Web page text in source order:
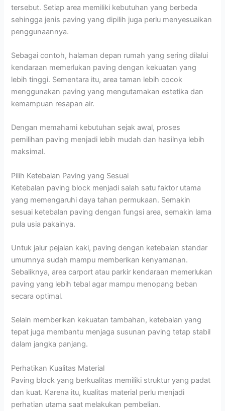
tersebut. Setiap area memiliki kebutuhan yang berbeda
sehingga jenis paving yang dipilih juga perlu menyesuaikan
penggunaannya.
Sebagai contoh, halaman depan rumah yang sering dilalui
kendaraan memerlukan paving dengan kekuatan yang
lebih tinggi. Sementara itu, area taman lebih cocok
menggunakan paving yang mengutamakan estetika dan
kemampuan resapan air.
Dengan memahami kebutuhan sejak awal, proses
pemilihan paving menjadi lebih mudah dan hasilnya lebih
maksimal.
Pilih Ketebalan Paving yang Sesuai
Ketebalan paving block menjadi salah satu faktor utama
yang memengaruhi daya tahan permukaan. Semakin
sesuai ketebalan paving dengan fungsi area, semakin lama
pula usia pakainya.
Untuk jalur pejalan kaki, paving dengan ketebalan standar
umumnya sudah mampu memberikan kenyamanan.
Sebaliknya, area carport atau parkir kendaraan memerlukan
paving yang lebih tebal agar mampu menopang beban
secara optimal.
Selain memberikan kekuatan tambahan, ketebalan yang
tepat juga membantu menjaga susunan paving tetap stabil
dalam jangka panjang.
Perhatikan Kualitas Material
Paving block yang berkualitas memiliki struktur yang padat
dan kuat. Karena itu, kualitas material perlu menjadi
perhatian utama saat melakukan pembelian.